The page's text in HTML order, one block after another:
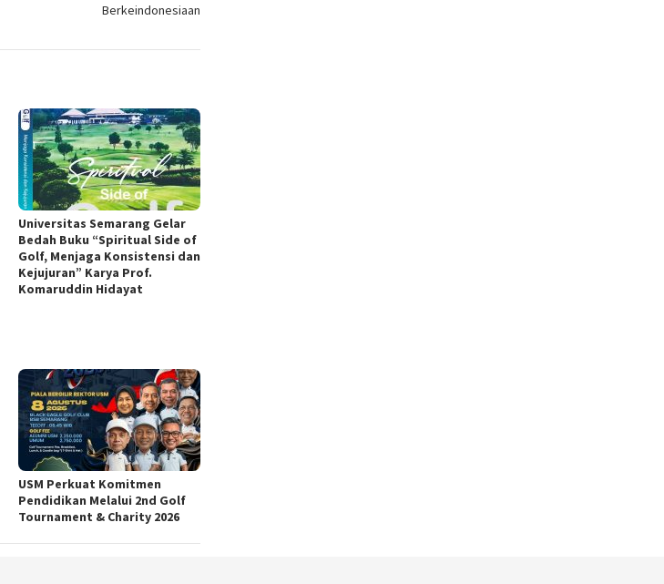
Berkeindonesiaan
Universitas Semarang Gelar
Bedah Buku “Spiritual Side of
Golf, Menjaga Konsistensi dan
Kejujuran” Karya Prof.
Komaruddin Hidayat
USM Perkuat Komitmen
Pendidikan Melalui 2nd Golf
Tournament & Charity 2026